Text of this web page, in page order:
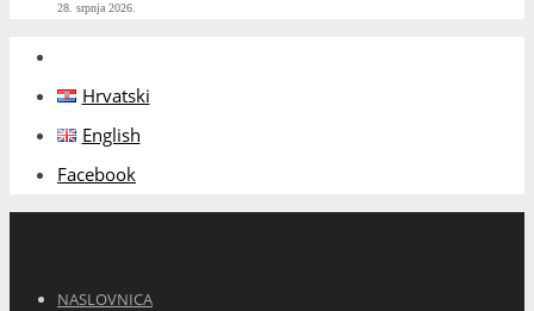
28. srpnja 2026.
Hrvatski
English
Facebook
NASLOVNICA